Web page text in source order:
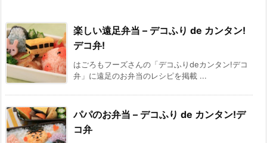
楽しい遠足弁当 – デコふり de カンタン!
デコ弁!
はごろもフーズさんの「デコふりdeカンタン!デコ
弁」に遠足のお弁当のレシピを掲載 ...
パパのお弁当 – デコふり de カンタン!デ
コ弁